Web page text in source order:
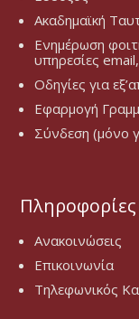
Ακαδημαϊκή
Ενημέρωση
υπηρεσίες
Οδηγίες για
Εφαρμογή
Σύνδεση (μόνο
Πληροφορίες
Ανακοινώσεις
Επικοινωνία
Τηλεφωνικός